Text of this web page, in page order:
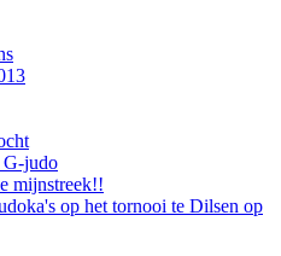
G-judo
mijnstreek!!
op het tornooi te Dilsen op